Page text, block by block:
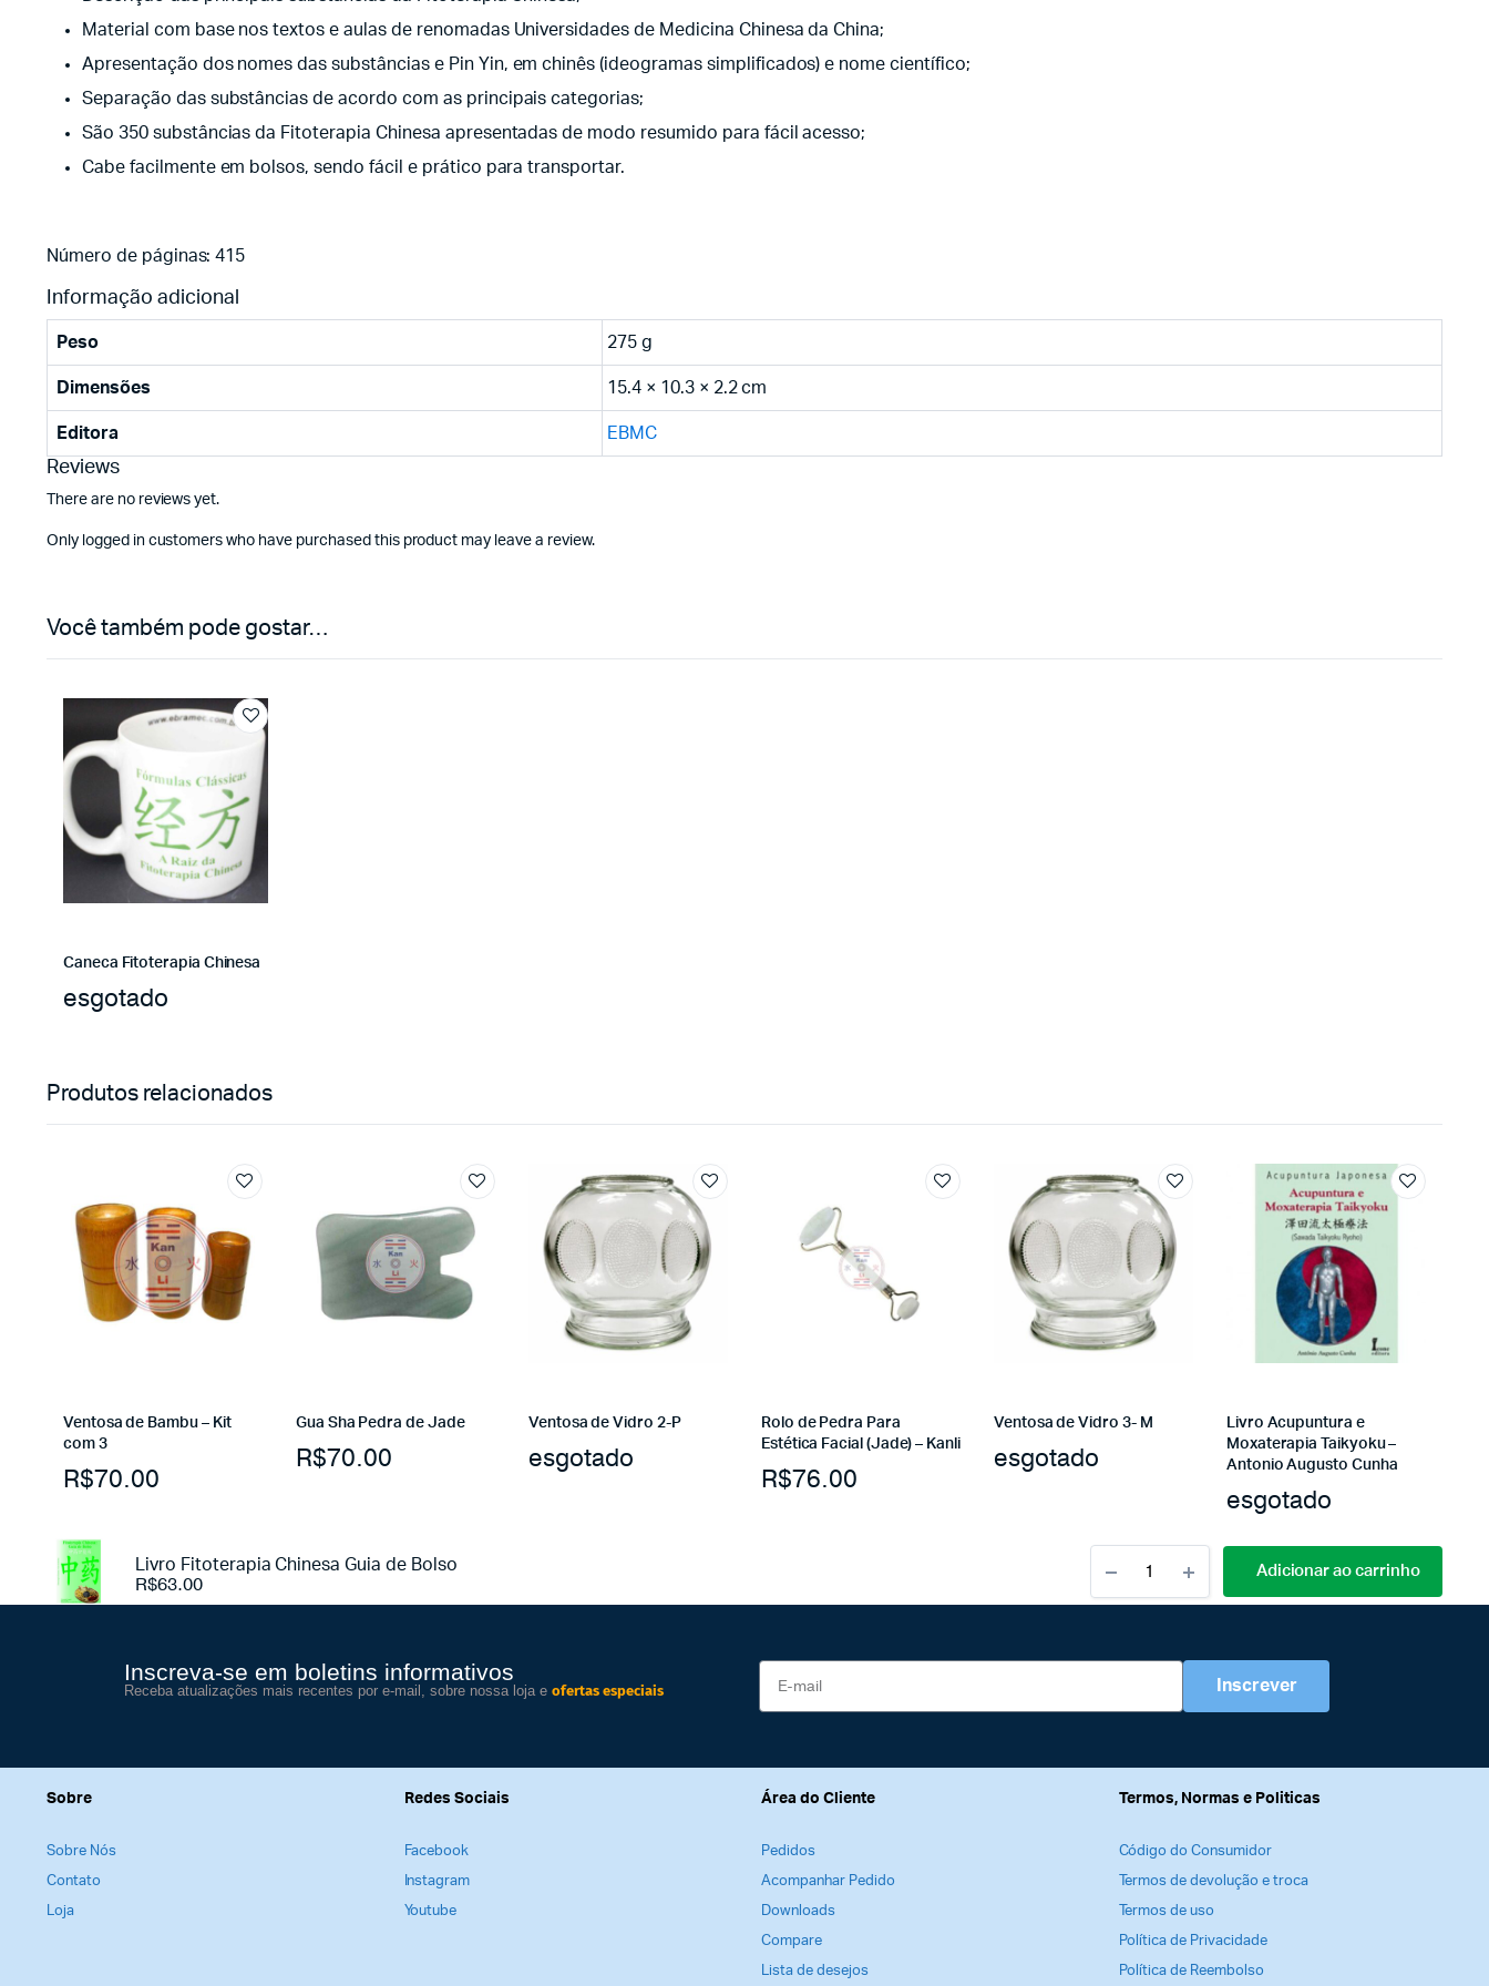
Material com base nos textos e aulas de renomadas Universidades de Medicina Chinesa da China;
Apresentação dos nomes das substâncias e Pin Yin, em chinês (ideogramas simplificados) e nome científico;
Separação das substâncias de acordo com as principais categorias;
São 350 substâncias da Fitoterapia Chinesa apresentadas de modo resumido para fácil acesso;
Cabe facilmente em bolsos, sendo fácil e prático para transportar.
Número de páginas: 415
Informação adicional
Peso 275 g
Dimensões 15.4 × 10.3 × 2.2 cm
Editora EBMC
Reviews
There are no reviews yet.
Only logged in customers who have purchased this product may leave a review.
Você também pode gostar…
Caneca Fitoterapia Chinesa
esgotado
Produtos relacionados
Ventosa de Bambu – Kit
com 3
R$70.00
Gua Sha Pedra de Jade
R$70.00
Ventosa de Vidro 2-P
esgotado
Rolo de Pedra Para
Estética Facial (Jade) – Kanli
R$76.00
Ventosa de Vidro 3- M
esgotado
Livro Acupuntura e
Moxaterapia Taikyoku –
Antonio Augusto Cunha
esgotado
Livro Fitoterapia Chinesa Guia de Bolso
R$63.00
Adicionar ao carrinho
Inscreva-se em boletins informativos
Receba atualizações mais recentes por e-mail, sobre nossa loja e ofertas especiais Inscrever
Sobre
Sobre Nós
Contato
Loja
Redes Sociais
Facebook
Instagram
Youtube
Área do Cliente
Pedidos
Acompanhar Pedido
Downloads
Compare
Lista de desejos
Termos, Normas e Politicas
Código do Consumidor
Termos de devolução e troca
Termos de uso
Política de Privacidade
Política de Reembolso